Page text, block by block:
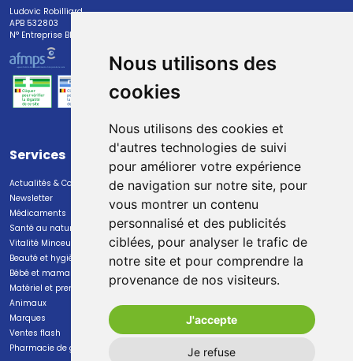
Nous utilisons des
cookies
Nous utilisons des cookies et
d'autres technologies de suivi
pour améliorer votre expérience
de navigation sur notre site, pour
vous montrer un contenu
personnalisé et des publicités
ciblées, pour analyser le trafic de
notre site et pour comprendre la
provenance de nos visiteurs.
J'accepte
Je refuse
Ludovic Robilliard
APB 532803
N° Entreprise BE0447.382.113
Services
Actualités & Conseils
Newsletter
Médicaments
Santé au naturel
Vitalité Minceur Nutrition
Beauté et hygiène
Bébé et maman
Matériel et premiers soins
Animaux
Marques
Ventes flash
Pharmacie de garde
Paiement
Paiement sécurisé
Livraison
Livraison dans un Point Relais